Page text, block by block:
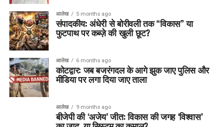
आलेख 5 months ago
संपादकीय: अंधेरी से बोरीवली तक “विकास” या
फुटपाथ पर कब्ज़े की खुली छूट?
आलेख 6 months ago
कोटद्वार: जब बजरंगदल के आगे झुक जाए पुलिस और
मीडिया पर लगा दिया जाए ताला
आलेख 9 months ago
बीजेपी की ‘अजेय’ जीत: विकास की जगह ‘विश्वास’